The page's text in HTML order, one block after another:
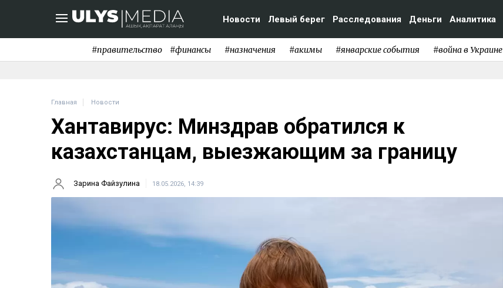
Новости Левый берег Расследования Деньги Аналитика
#правительство #финансы #назначения #акимы #январские события #война в Украине
Главная Новости
Хантавирус: Минздрав обратился к
казахстанцам, выезжающим за границу
Зарина Файзулина 18.05.2026, 14:39